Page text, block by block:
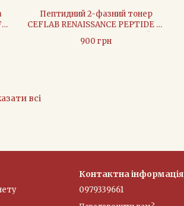
Пептидний 2-фазний тонер
CEFLAB RENAISSANCE PEPTIDE 2-
пептидний 2-фазний тонер від
900 грн
всі
Контактна інформація
0979339661